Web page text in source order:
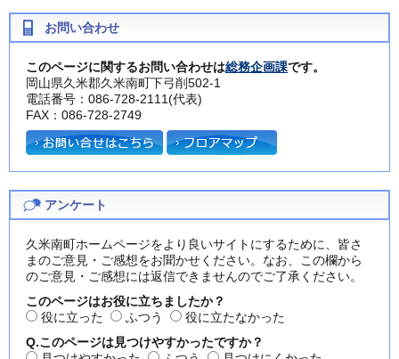
お問い合わせ
このページに関するお問い合わせは総務企画課です。
岡山県久米郡久米南町下弓削502-1
電話番号：086-728-2111(代表)
FAX：086-728-2749
アンケート
久米南町ホームページをより良いサイトにするために、皆さ
まのご意見・ご感想をお聞かせください。なお、この欄から
のご意見・ご感想には返信できませんのでご了承ください。
このページはお役に立ちましたか？
役に立った
ふつう
役に立たなかった
Q.このページは見つけやすかったですか？